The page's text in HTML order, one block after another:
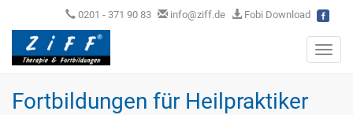
0201 - 371 90 83 info@ziff.de Fobi Download
Fortbildungen für Heilpraktiker